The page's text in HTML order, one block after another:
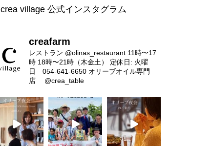
い、自然と共存する「ジビエと
オリーブオイル」
営業時間変更のお知らせ
crea village 公式インスタグラム
creafarm
レストラン @olinas_restaurant 11時〜17
時 18時〜21時（木金土）
定休日: 火曜
日 054-641-6650 オリーブオイル専門
店
@crea_table